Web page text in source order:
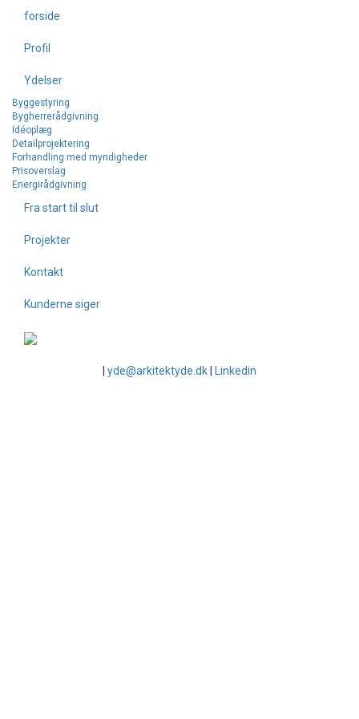
forside
Profil
Ydelser
Byggestyring
Bygherrerådgivning
Idéoplæg
Detailprojektering
Forhandling med myndigheder
Prisoverslag
Energirådgivning
Fra start til slut
Projekter
Kontakt
Kunderne siger
Kirkeligt byggeri
til projekter
Søren Yde, arkitekt MAA
MEDLEM AF
yde@arkitektyde.dk Linkedin